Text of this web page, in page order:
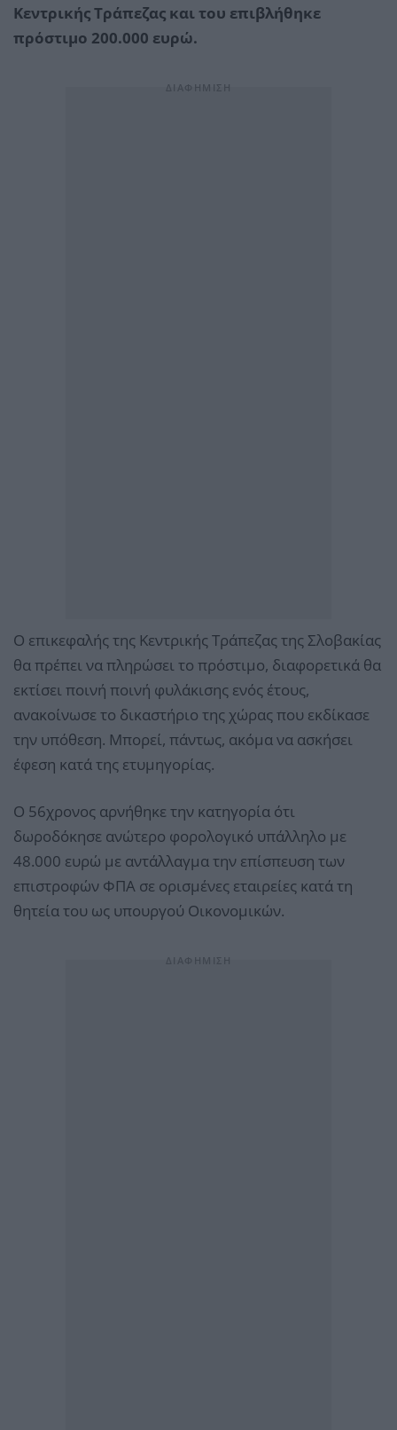
Κεντρικής Τράπεζας και του επιβλήθηκε
πρόστιμο 200.000 ευρώ.
Ο επικεφαλής της Κεντρικής Τράπεζας της Σλοβακίας
θα πρέπει να πληρώσει το πρόστιμο, διαφορετικά θα
εκτίσει ποινή ποινή φυλάκισης ενός έτους,
ανακοίνωσε το δικαστήριο της χώρας που εκδίκασε
την υπόθεση. Μπορεί, πάντως, ακόμα να ασκήσει
έφεση κατά της ετυμηγορίας.
Ο 56χρονος αρνήθηκε την κατηγορία ότι
δωροδόκησε ανώτερο φορολογικό υπάλληλο με
48.000 ευρώ με αντάλλαγμα την επίσπευση των
επιστροφών ΦΠΑ σε ορισμένες εταιρείες κατά τη
θητεία του ως υπουργού Οικονομικών.